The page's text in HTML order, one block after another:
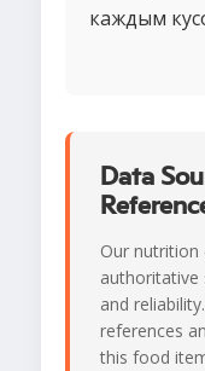
каждым
Data
Our
authoritative
and
references
this food